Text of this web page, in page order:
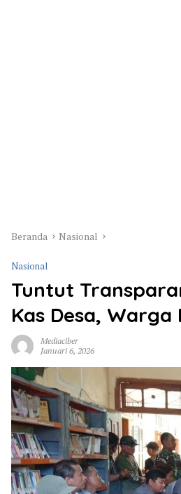
Beranda Nasional
Nasional
Tuntut
Kas Desa, Warga
Mediaciber
Januari 6, 2026